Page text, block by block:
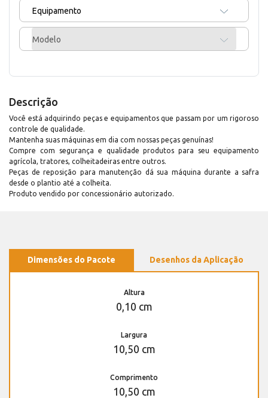
Equipamento
Modelo
Descrição
Você está adquirindo peças e equipamentos que passam por um rigoroso
controle de qualidade.
Mantenha suas máquinas em dia com nossas peças genuínas!
Compre com segurança e qualidade produtos para seu equipamento
agrícola, tratores, colheitadeiras entre outros.
Peças de reposição para manutenção dá sua máquina durante a safra
desde o plantio até a colheita.
Produto vendido por concessionário autorizado.
Dimensões do Pacote Desenhos da Aplicação
Altura
0,10 cm
Largura
10,50 cm
Comprimento
10,50 cm